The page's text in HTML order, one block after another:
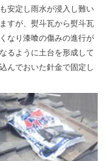
安定し雨水が浸入し難い
すが、熨斗瓦から熨斗瓦
なり漆喰の傷みの進行が
るように土台を形成して
んでおいた針金で固定し